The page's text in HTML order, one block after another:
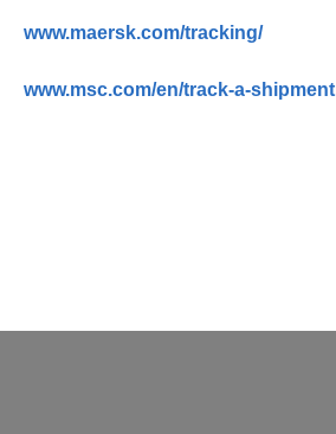
www.maersk.com/tracking/
www.msc.com/en/track-a-shipment